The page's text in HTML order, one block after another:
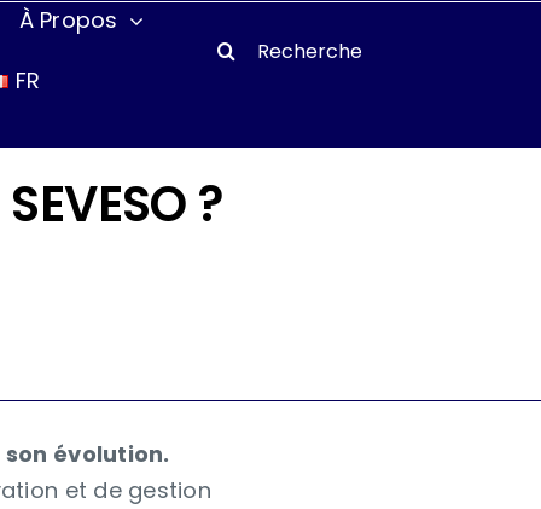
À Propos
FR
Search
?
évolution.
et de gestion